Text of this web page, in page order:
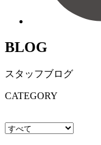
BLOG
スタッフブログ
CATEGORY